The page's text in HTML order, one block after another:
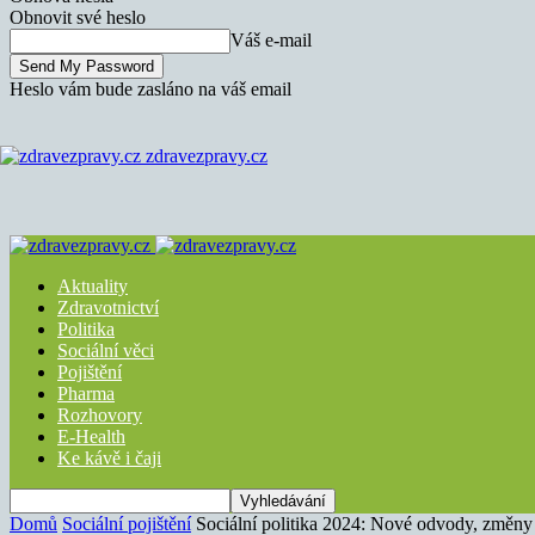
Obnovit své heslo
Váš e-mail
Heslo vám bude zasláno na váš email
zdravezpravy.cz
Aktuality
Zdravotnictví
Politika
Sociální věci
Pojištění
Pharma
Rozhovory
E-Health
Ke kávě i čaji
Domů Sociální pojištění Sociální politika 2024: Nové odvody,